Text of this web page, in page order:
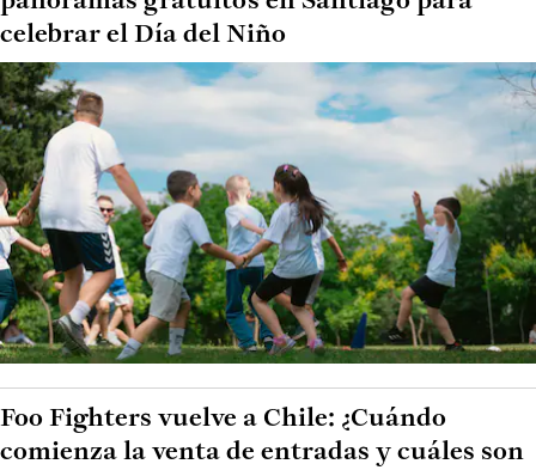
celebrar el Día del Niño
Foo Fighters vuelve a Chile: ¿Cuándo
comienza la venta de entradas y cuáles son